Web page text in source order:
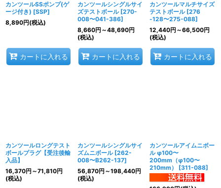
カンツールSSポンプ(ゲ
ージ付き) [SSP]
8,890円(税込)
カートに入れる
カンツールシングルサイ
ズテストボール [270-
008〜041-386]
8,660円 ～48,690円
(税込)
カートに入れる
カンツールマルチサイズ
テストボール [276
-128〜275-088]
12,440円 ～66,500円
(税込)
カートに入れる
カンツールロングテスト
ボールプラグ【受注後輸
入品】
16,370円 ～71,810円
(税込)
カンツールシングルサイ
ズムニボール [262-
008〜B262-137]
56,870円 ～198,440円
(税込)
カンツールアイムニボー
ル φ100〜
200mm（φ100〜
210mm）
[311-088]